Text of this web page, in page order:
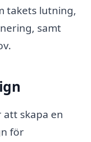
takets lutning,
samt
att skapa en
för